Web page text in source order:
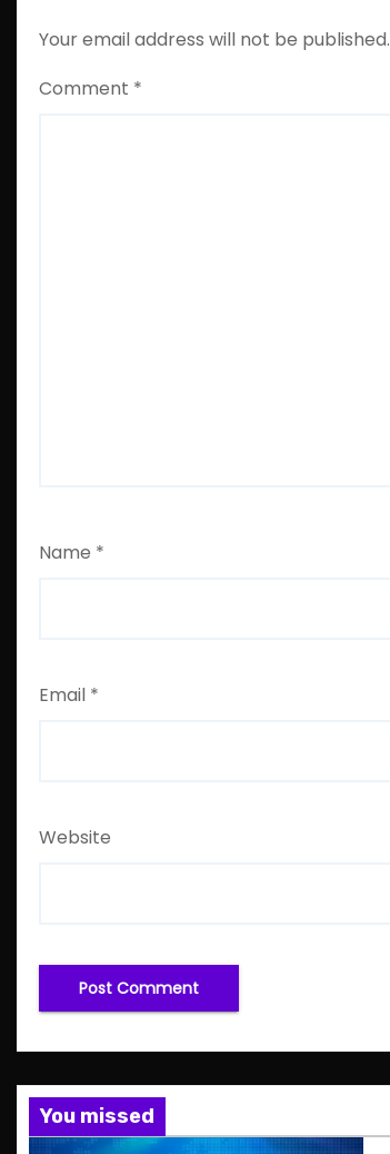
Your email address will not be published.
Comment *
Name *
Email *
Website
You missed